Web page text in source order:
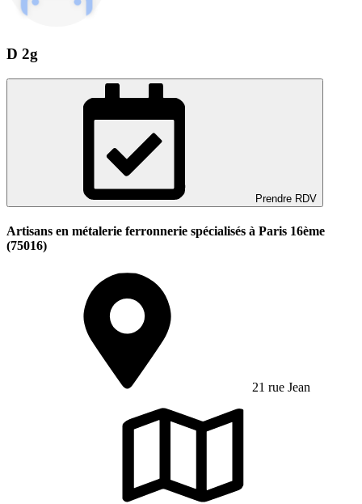
D 2g
Prendre RDV
Artisans en métalerie ferronnerie spécialisés à Paris 16ème
(75016)
21 rue Jean